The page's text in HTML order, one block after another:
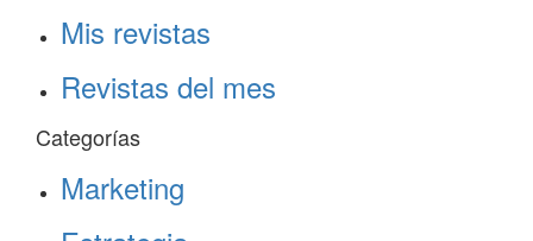
Mis revistas
Revistas del mes
Categorías
Marketing